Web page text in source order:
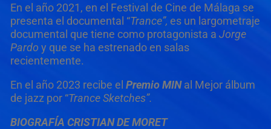
En el año 2021, en el Festival de Cine de Málaga se
presenta el documental “Trance”, es un largometraje
documental que tiene como protagonista a Jorge
Pardo y que se ha estrenado en salas
recientemente.
En el año 2023 recibe el Premio MINal Mejor álbum
de jazz por “Trance Sketches”.
BIOGRAFÍA CRISTIAN DE MORET